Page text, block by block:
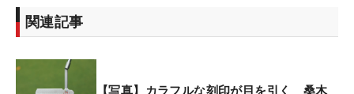
ア。際立ったのは、パットの好調ぶりだった。
以内が入ってくれたし、昨日（3日目）もパットを
関連記事
【写真】カラフルな刻印が目を引く 桑木